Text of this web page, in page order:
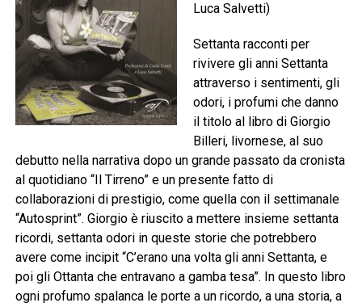
Luca Salvetti)
Settanta racconti per
rivivere gli anni Settanta
attraverso i sentimenti, gli
odori, i profumi che danno
il titolo al libro di Giorgio
Billeri, livornese, al suo
debutto nella narrativa dopo un grande passato da cronista
al quotidiano “Il Tirreno” e un presente fatto di
collaborazioni di prestigio, come quella con il settimanale
“Autosprint”. Giorgio è riuscito a mettere insieme settanta
ricordi, settanta odori in queste storie che potrebbero
avere come incipit “C’erano una volta gli anni Settanta, e
poi gli Ottanta che entravano a gamba tesa”. In questo libro
ogni profumo spalanca le porte a un ricordo, a una storia, a